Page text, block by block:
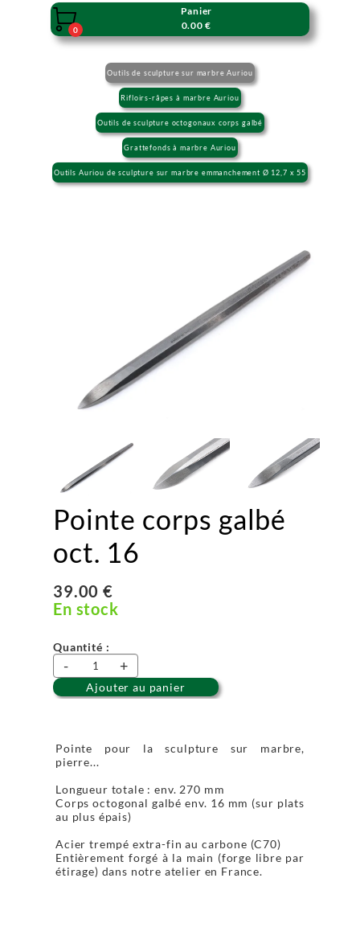

0
Panier
0.00 €
Outils de sculpture sur marbre Auriou
Rifloirs-râpes à marbre Auriou
Outils de sculpture octogonaux corps galbé
Grattefonds à marbre Auriou
Outils Auriou de sculpture sur marbre emmanchement Ø 12,7 x 55
Pointe corps galbé
oct. 16
39.00 €
En stock
Quantité :
- +
Ajouter au panier
Pointe pour la sculpture sur marbre,
pierre...
Longueur totale : env. 270 mm
Corps octogonal galbé env. 16 mm (sur plats
au plus épais)
Acier trempé extra-fin au carbone (C70)
Entièrement forgé à la main (forge libre par
étirage) dans notre atelier en France.